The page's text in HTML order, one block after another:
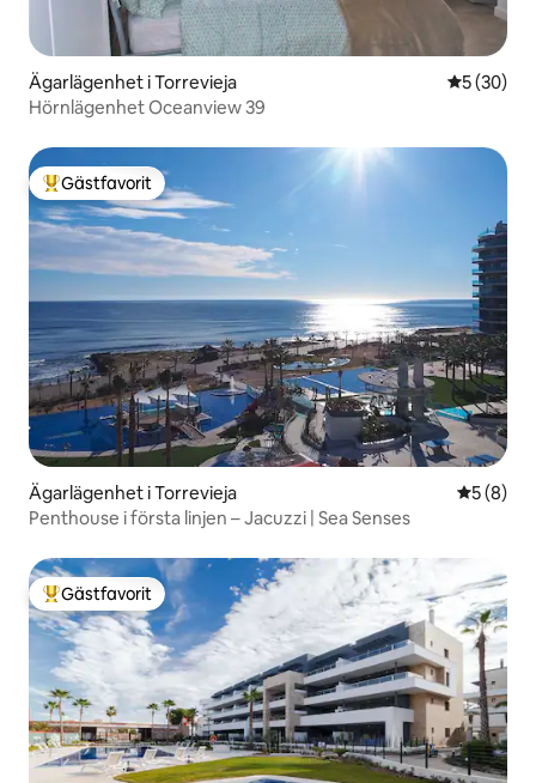
Ägarlägenhet i Torrevieja 5 av 5 i
5 (30)
Hörnlägenhet Oceanview 39
Populär gästfavorit
Gästfavorit
Ägarlägenhet i Torrevieja 5 av 5 i
5 (8)
Penthouse i första linjen – Jacuzzi | Sea Senses
Populär gästfavorit
Gästfavorit